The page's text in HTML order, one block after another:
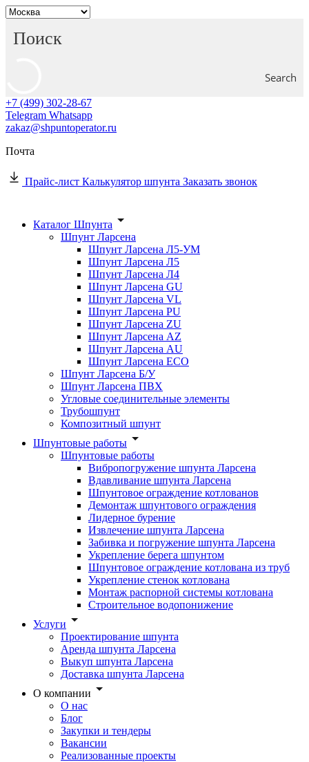
Search
+7 (499) 302-28-67
Telegram Whatsapp
zakaz@shpuntoperator.ru
Почта
Прайс-лист Калькулятор шпунта Заказать звонок
Каталог Шпунта
Шпунт Ларсена
Шпунт Ларсена Л5-УМ
Шпунт Ларсена Л5
Шпунт Ларсена Л4
Шпунт Ларсена GU
Шпунт Ларсена VL
Шпунт Ларсена PU
Шпунт Ларсена ZU
Шпунт Ларсена AZ
Шпунт Ларсена AU
Шпунт Ларсена ECO
Шпунт Ларсена Б/У
Шпунт Ларсена ПВХ
Угловые соединительные элементы
Трубошпунт
Композитный шпунт
Шпунтовые работы
Шпунтовые работы
Вибропогружение шпунта Ларсена
Вдавливание шпунта Ларсена
Шпунтовое ограждение котлованов
Демонтаж шпунтового ограждения
Лидерное бурение
Извлечение шпунта Ларсена
Забивка и погружение шпунта Ларсена
Укрепление берега шпунтом
Шпунтовое ограждение котлована из труб
Укрепление стенок котлована
Монтаж распорной системы котлована
Строительное водопонижение
Услуги
Проектирование шпунта
Аренда шпунта Ларсена
Выкуп шпунта Ларсена
Доставка шпунта Ларсена
О компании
О нас
Блог
Закупки и тендеры
Вакансии
Реализованные проекты